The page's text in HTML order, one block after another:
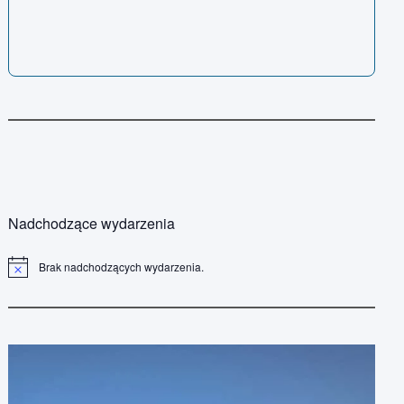
Nadchodzące wydarzenia
P
d
Brak nadchodzących wydarzenia.